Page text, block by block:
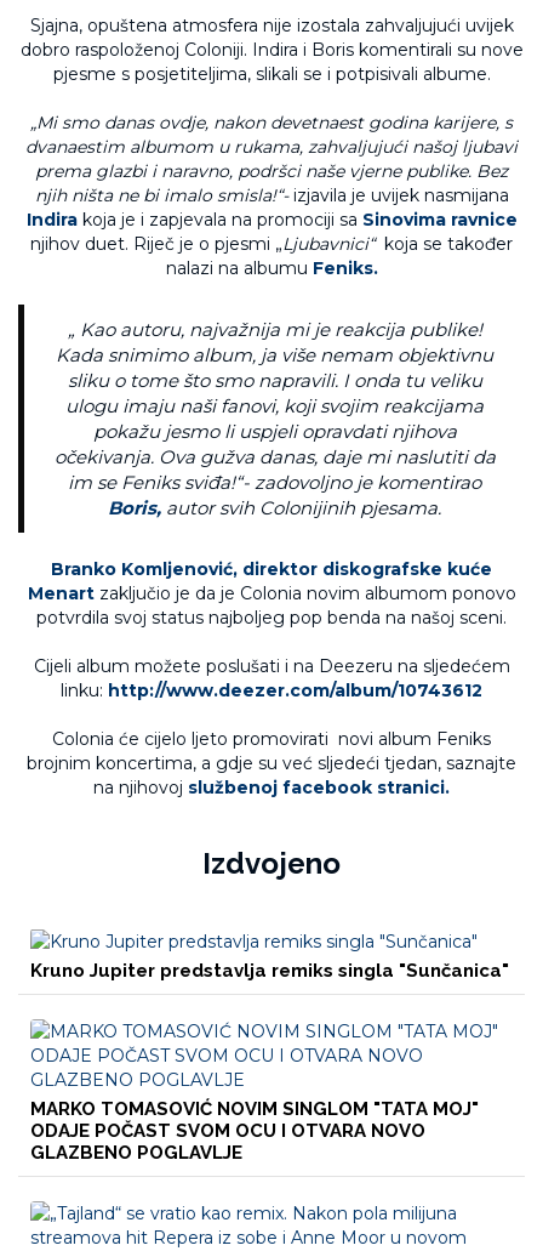
Sjajna, opuštena atmosfera nije izostala zahvaljujući uvijek
dobro raspoloženoj Coloniji. Indira i Boris komentirali su nove
pjesme s posjetiteljima, slikali se i potpisivali albume.
„Mi smo danas ovdje, nakon devetnaest godina karijere, s
dvanaestim albumom u rukama, zahvaljujući našoj ljubavi
prema glazbi i naravno, podršci naše vjerne publike. Bez
njih ništa ne bi imalo smisla!“-izjavila je uvijek nasmijana
Indirakoja je i zapjevala na promociji sa Sinovima ravnice
njihov duet. Riječ je o pjesmi „Ljubavnici“ koja se također
nalazi na albumu Feniks.
„ Kao autoru, najvažnija mi je reakcija publike!
Kada snimimo album, ja više nemam objektivnu
sliku o tome što smo napravili. I onda tu veliku
ulogu imaju naši fanovi, koji svojim reakcijama
pokažu jesmo li uspjeli opravdati njihova
očekivanja. Ova gužva danas, daje mi naslutiti da
im se Feniks sviđa!“- zadovoljno je komentirao
Boris, autor svih Colonijinih pjesama.
Branko Komljenović, direktor diskografske kuće
Menartzaključio je da je Colonia novim albumom ponovo
potvrdila svoj status najboljeg pop benda na našoj sceni.
Cijeli album možete poslušati i na Deezeru na sljedećem
linku: http://www.deezer.com/album/10743612
Colonia će cijelo ljeto promovirati novi album Feniks
brojnim koncertima, a gdje su već sljedeći tjedan, saznajte
na njihovoj službenoj facebook stranici.
Izdvojeno
Kruno Jupiter predstavlja remiks singla "Sunčanica"
MARKO TOMASOVIĆ NOVIM SINGLOM "TATA MOJ"
ODAJE POČAST SVOM OCU I OTVARA NOVO
GLAZBENO POGLAVLJE